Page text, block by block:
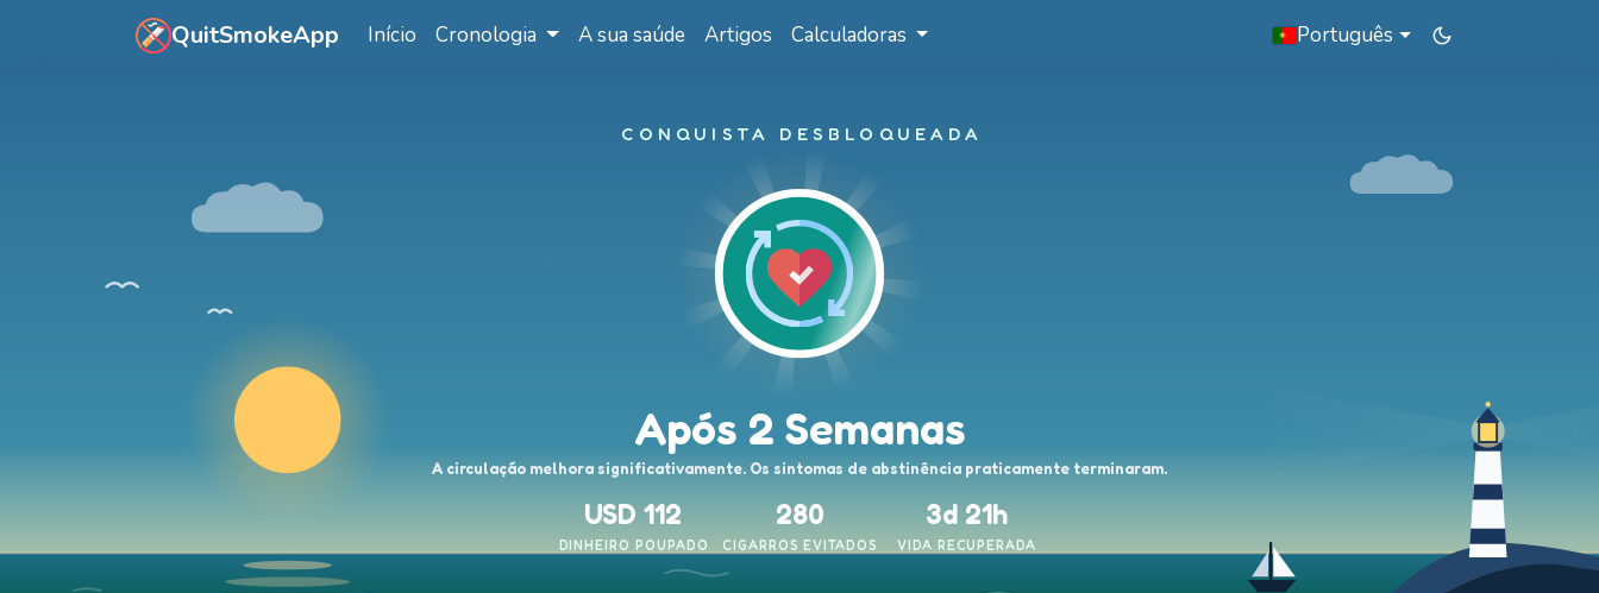
Saltar para o conteúdo principal
QuitSmokeApp Início Cronologia A sua saúde Artigos Calculadoras Português
CONQUISTA DESBLOQUEADA
Após 2 Semanas
A circulação melhora significativamente. Os sintomas de abstinência praticamente terminaram.
USD 112 280 3d 21h
DINHEIRO POUPADO CIGARROS EVITADOS VIDA RECUPERADA